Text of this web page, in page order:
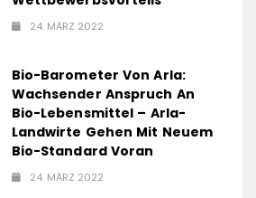
24. MÄRZ 2022
Bio-Barometer Von Arla:
Wachsender Anspruch An
Bio-Lebensmittel – Arla-
Landwirte Gehen Mit Neuem
Bio-Standard Voran
24. MÄRZ 2022